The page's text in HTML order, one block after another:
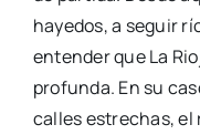
hayedos, a seguir
entender que La
profunda. En su
calles estrechas,